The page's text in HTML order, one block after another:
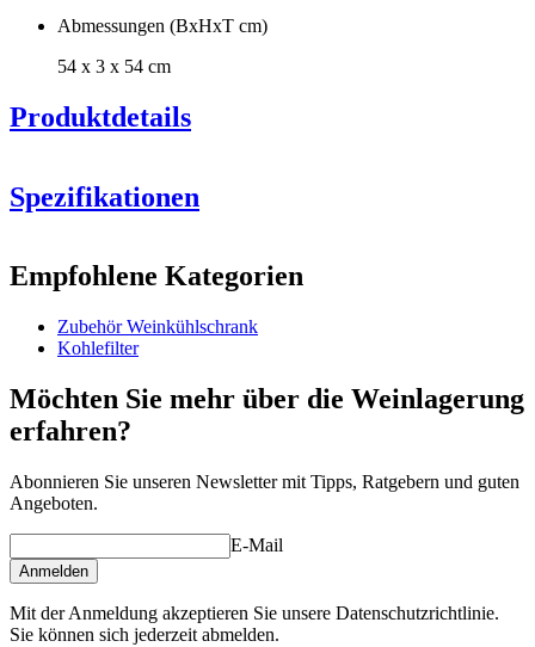
Abmessungen (BxHxT cm)
54 x 3 x 54 cm
Produktdetails
EuroCave
die Pure-Serie
Spezifikationen
ProduktnummerAXUH2B
Allgemein
OberflächeBuche
Abmessungen (BxHxT cm)
Höhe (cm)
Breite (cm)54
Tiefe (cm)
product extension
Empfohlene Kategorien
Zubehör Weinkühlschrank
Kohlefilter
Möchten Sie mehr über die Weinlagerung
erfahren?
Abonnieren Sie unseren Newsletter mit Tipps, Ratgebern und guten
Angeboten.
E-Mail
Anmelden
Mit der Anmeldung akzeptieren Sie unsere Datenschutzrichtlinie.
Sie können sich jederzeit abmelden.